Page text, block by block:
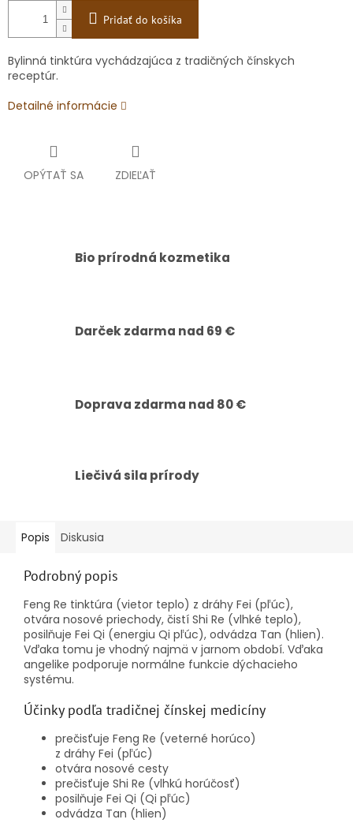
Pridať do košíka
Bylinná tinktúra vychádzajúca z tradičných čínskych
receptúr.
Detailné informácie
OPÝTAŤ SA ZDIEĽAŤ
Bio prírodná kozmetika
Darček zdarma nad 69 €
Doprava zdarma nad 80 €
Liečivá sila prírody
Popis Diskusia
Podrobný popis
Feng Re tinktúra (vietor teplo) z dráhy Fei (pľúc),
otvára nosové priechody, čistí Shi Re (vlhké teplo),
posilňuje Fei Qi (energiu Qi pľúc), odvádza Tan (hlien).
Vďaka tomu je vhodný najmä v jarnom období. Vďaka
angelike podporuje normálne funkcie dýchacieho
systému.
Účinky podľa tradičnej čínskej medicíny
prečisťuje Feng Re (veterné horúco)
z dráhy Fei (pľúc)
otvára nosové cesty
prečisťuje Shi Re (vlhkú horúčosť)
posilňuje Fei Qi (Qi pľúc)
odvádza Tan (hlien)